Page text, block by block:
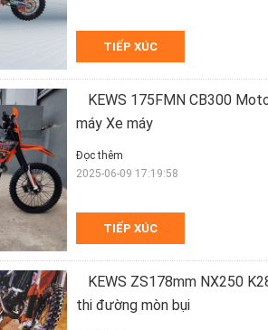
TIẾP XÚC
KEWS 175FMN CB300
máy Xe máy
TIẾP XÚC
Đọc thêm
2025-06-09 17:19:58
KEWS ZS178mm NX250
thi đường mòn bụi